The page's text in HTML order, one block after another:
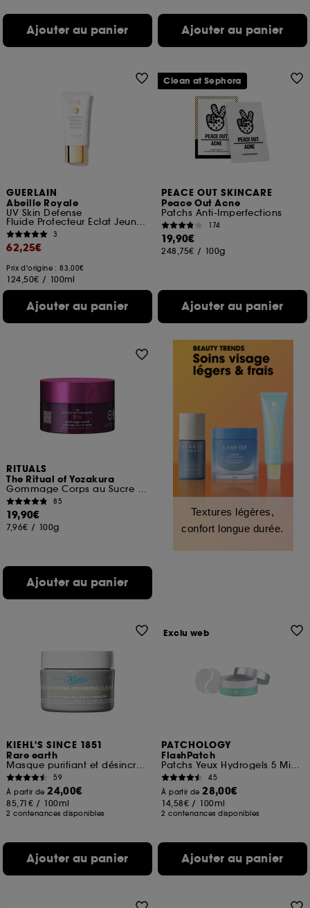
Ajouter au panier Ajouter au panier
GUERLAIN
Abeille Royale
UV Skin Defense
Fluide Protecteur Éclat Jeunesse Spf 50
3
62,25€
Prix d'origine : 83,00€
124,50€ / 100ml
Ajouter au panier
PEACE OUT SKINCARE
Peace Out Acne
Patchs Anti-Imperfections
174
19,90€
248,75€ / 100g
Ajouter au panier
Clean at Sephora
RITUALS
The Ritual of Yozakura
Gommage Corps au Sucre Rose
85
19,90€
7,96€ / 100g
Ajouter au panier
Textures légères,
confort longue durée.
KIEHL'S SINCE 1851
Rare earth
Masque purifiant et désincrustant à l'Argile Blanche
59
À partir de24,00€
85,71€ / 100ml
2 contenances disponibles
Ajouter au panier
PATCHOLOGY
FlashPatch
Patchs Yeux Hydrogels 5 Minutes
45
À partir de28,00€
14,58€ / 100ml
2 contenances disponibles
Ajouter au panier
Exclu web